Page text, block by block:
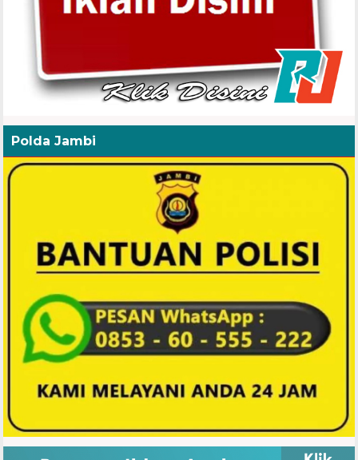
Polda Jambi